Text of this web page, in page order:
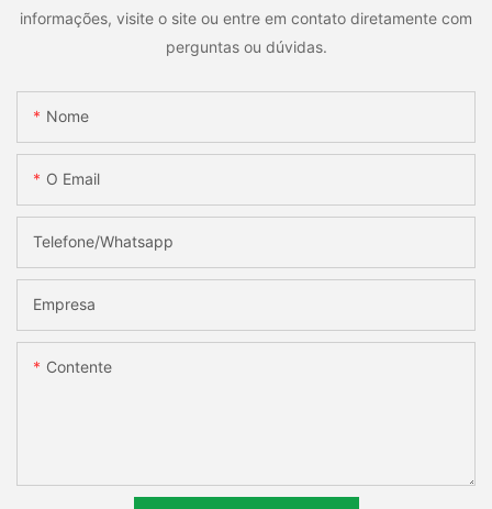
informações, visite o site ou entre em contato diretamente com
perguntas ou dúvidas.
Nome
O Email
Telefone/whatsapp
Empresa
Contente